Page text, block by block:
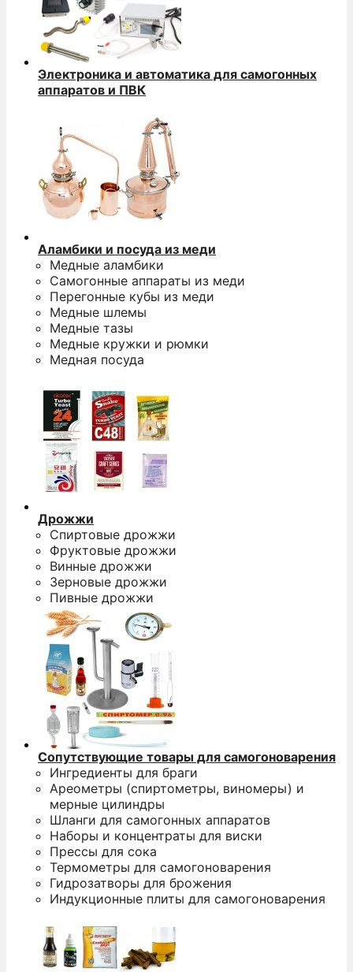
Электроника и автоматика для самогонных
аппаратов и ПВК
Аламбики и посуда из меди
Медные аламбики
Самогонные аппараты из меди
Перегонные кубы из меди
Медные шлемы
Медные тазы
Медные кружки и рюмки
Медная посуда
Дрожжи
Спиртовые дрожжи
Фруктовые дрожжи
Винные дрожжи
Зерновые дрожжи
Пивные дрожжи
Сопутствующие товары для самогоноварения
Ингредиенты для браги
Ареометры (спиртометры, виномеры) и
мерные цилиндры
Шланги для самогонных аппаратов
Наборы и концентраты для виски
Прессы для сока
Термометры для самогоноварения
Гидрозатворы для брожения
Индукционные плиты для самогоноварения